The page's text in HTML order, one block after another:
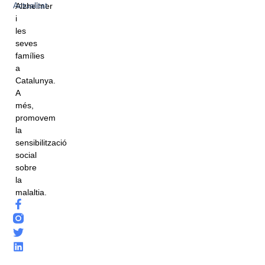
Alzheimer
i
les
seves
famílies
a
Catalunya.
A
més,
promovem
la
sensibilització
social
sobre
la
malaltia.
Actualitat